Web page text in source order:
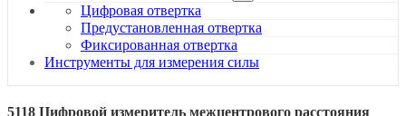
Цифровая отвертка
Предустановленная отвертка
Фиксированная отвертка
Инструменты для измерения силы
5118 Цифровой измеритель межцентрового расстояния